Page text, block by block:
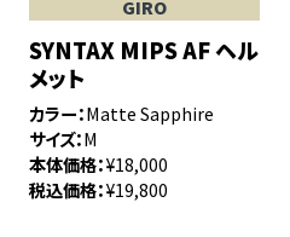
GIRO
SYNTAX MIPS AF ヘル
メット
カラー Matte Sapphire
サイズ M
本体価格 ¥18,000
税込価格 ¥19,800